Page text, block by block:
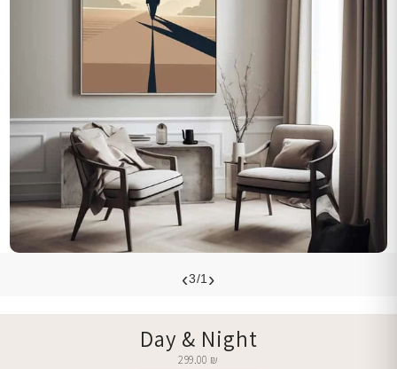
‹
3/1
›
Day & Night
299.00 ₪